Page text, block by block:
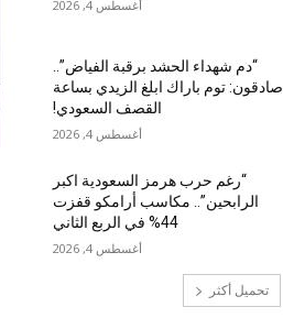
أغسطس 4, 2026
“دم شهداء الحشد برقبة الفياض”..
صادقون: توم باراك ابلغ الزيدي بساعة
القصف السعودي!
أغسطس 4, 2026
“رغم حرب هرمز السعودية اكبر
الرابحين”.. مكاسب أرامكو قفزت
44% في الربع الثاني
أغسطس 4, 2026
تحميل أكثر